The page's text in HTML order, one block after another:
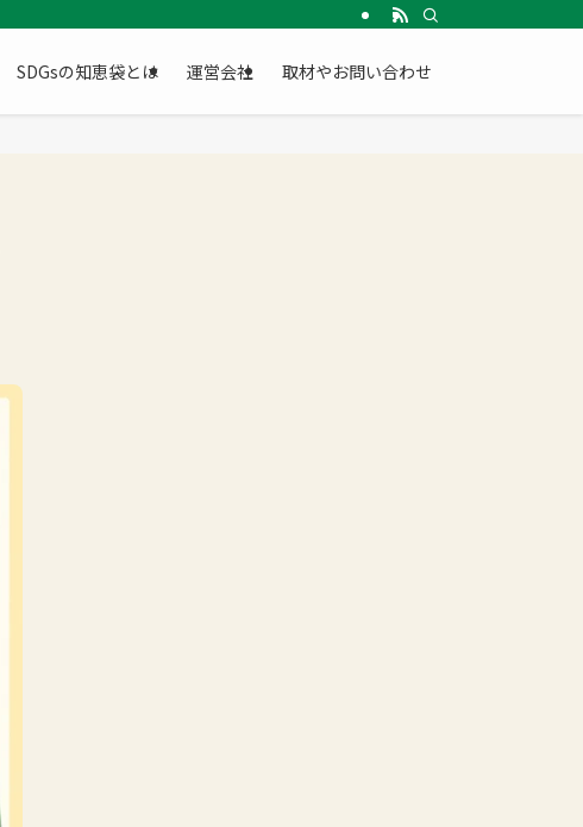
SDGsの知恵袋とは 運営会社 取材やお問い合わせ